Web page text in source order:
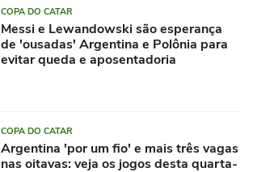
COPA DO CATAR
Messi e Lewandowski são esperança
de 'ousadas' Argentina e Polônia para
evitar queda e aposentadoria
COPA DO CATAR
Argentina 'por um fio' e mais três vagas
nas oitavas: veja os jogos desta quarta-